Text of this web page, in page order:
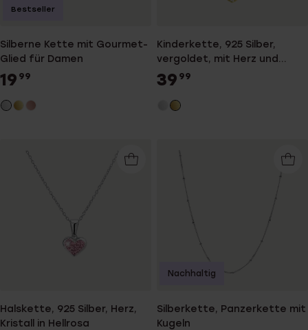
Silberne Kette mit Gourmet-
Glied für Damen
19 99
Bestseller
Kinderkette, 925 Silber,
vergoldet, mit Herz und
Zirkonia
39 99
Halskette, 925 Silber, Herz,
Kristall in Hellrosa
Silberkette, Panzerkette mit
Kugeln
Nachhaltig